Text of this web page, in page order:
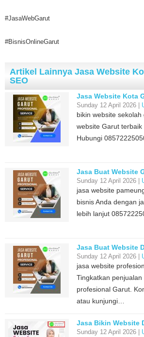
#JasaWebGarut
#BisnisOnlineGarut
Artikel Lainnya Jasa Website
SEO
Jasa Website Kota
Sunday 12 April 2026 |
bikin website
website Garut terbaik
Hubungi
Jasa Buat Website
Sunday 12 April 2026 |
jasa website
bisnis Anda dengan
lebih lanjut
Jasa Buat Website
Sunday 12 April 2026 |
jasa website
Tingkatkan
profesional Garut.
atau kunjungi…
Jasa Bikin Website
Sunday 12 April 2026 |